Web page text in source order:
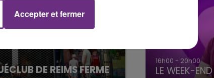
DE REIMS FERME
CHAMPAGNE FM
16h00 - 20h00
LE WEEK-
Accepter et fermer